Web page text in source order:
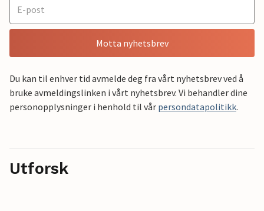
Motta nyhetsbrev
Du kan til enhver tid avmelde deg fra vårt nyhetsbrev ved å
bruke avmeldingslinken i vårt nyhetsbrev. Vi behandler dine
personopplysninger i henhold til vår persondatapolitikk.
Utforsk